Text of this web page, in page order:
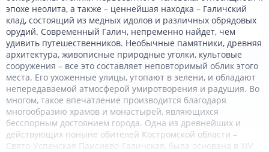
эпохе неолита, а также – ценнейшая находка – Галичский
клад, состоящий из медных идолов и различных обрядовых
орудий. Современный Галич, непременно найдет, чем
удивить путешественников. Необычные памятники, древняя
архитектура, живописные природные уголки, культовые
сооружения – все это составляет неповторимый облик этого
места. Его ухоженные улицы, утопают в зелени, и обладают
непередаваемой атмосферой умиротворения и радушия. Во
многом, такое впечатление производится благодаря
многообразию храмов и монастырей, являющихся
бесспорным достоянием города. Одна из древнейших и
действующих поныне обителей Костромской области –
Свято-Успенская Паисиево-Галичская, была основана в XIV